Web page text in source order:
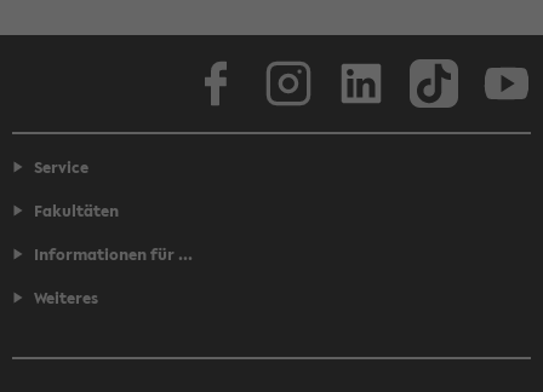
Service
Fakultäten
Informationen für ...
Weiteres